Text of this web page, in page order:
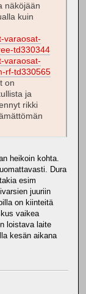
näköjään
kuin
varaosat-
td330344
varaosat-
rf-td330565
on
ja
rikki
heikoin kohta.
Dura
esim
juuriin
on kiinteitä
vaikea
loistava laite
kesän aikana